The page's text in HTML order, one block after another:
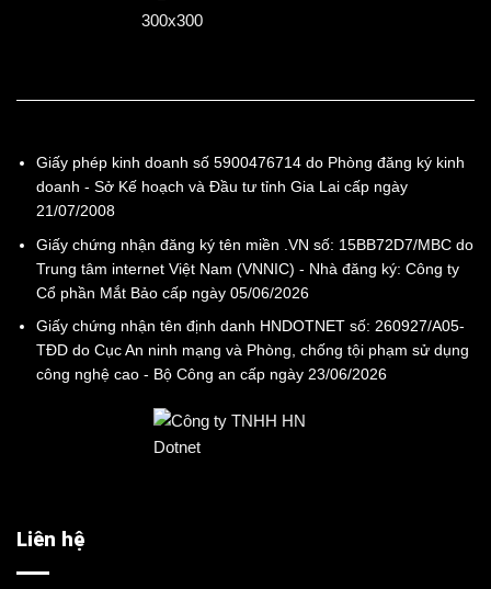
Giấy phép kinh doanh số 5900476714 do Phòng đăng ký kinh
doanh - Sở Kế hoạch và Đầu tư tỉnh Gia Lai cấp ngày
21/07/2008
Giấy chứng nhận đăng ký tên miền .VN số: 15BB72D7/MBC do
Trung tâm internet Việt Nam (VNNIC) - Nhà đăng ký: Công ty
Cổ phần Mắt Bảo cấp ngày 05/06/2026
Giấy chứng nhận tên định danh HNDOTNET số: 260927/A05-
TĐD do Cục An ninh mạng và Phòng, chống tội phạm sử dụng
công nghệ cao - Bộ Công an cấp ngày 23/06/2026
Liên hệ